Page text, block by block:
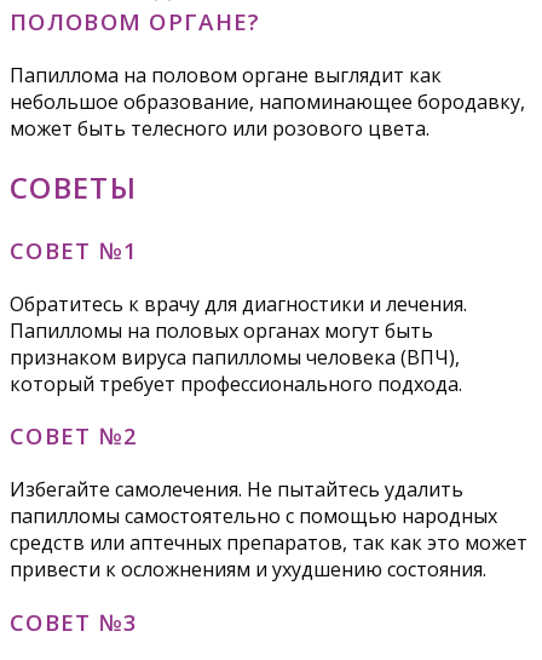
ПОЛОВОМ ОРГАНЕ?
Папиллома на половом органе выглядит как
небольшое образование, напоминающее бородавку,
может быть телесного или розового цвета.
СОВЕТЫ
СОВЕТ №1
Обратитесь к врачу для диагностики и лечения.
Папилломы на половых органах могут быть
признаком вируса папилломы человека (ВПЧ),
который требует профессионального подхода.
СОВЕТ №2
Избегайте самолечения. Не пытайтесь удалить
папилломы самостоятельно с помощью народных
средств или аптечных препаратов, так как это может
привести к осложнениям и ухудшению состояния.
СОВЕТ №3